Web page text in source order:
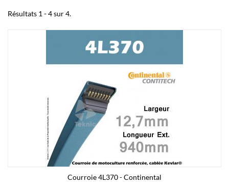
Résultats 1 - 4 sur 4.
Courroie 4L370 - Continental